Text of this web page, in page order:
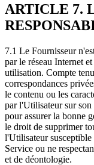
ARTICLE 7.
7.1 Le Fournisseur
par le réseau Internet
utilisation. Compte
correspondances
le contenu ou les
par l'Utilisateur sur son
pour assurer la bonne
le droit de supprimer
l'Utilisateur
Service ou ne
et de déontologie.